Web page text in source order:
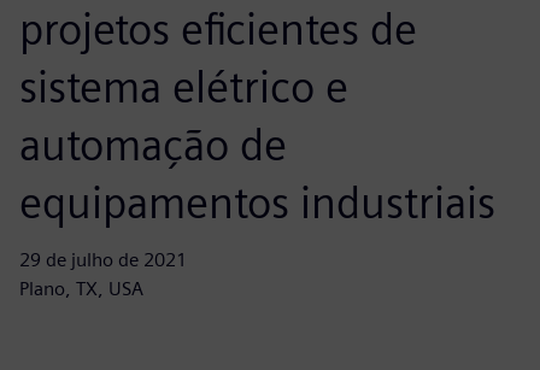
projetos eficientes de
sistema elétrico e
automação de
equipamentos industriais
29 de julho de 2021
Plano, TX, USA